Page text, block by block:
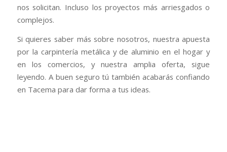
nos solicitan. Incluso los proyectos más arriesgados o
complejos.
Si quieres saber más sobre nosotros, nuestra apuesta
por la carpintería metálica y de aluminio en el hogar y
en los comercios, y nuestra amplia oferta, sigue
leyendo. A buen seguro tú también acabarás confiando
en Tacema para dar forma a tus ideas.